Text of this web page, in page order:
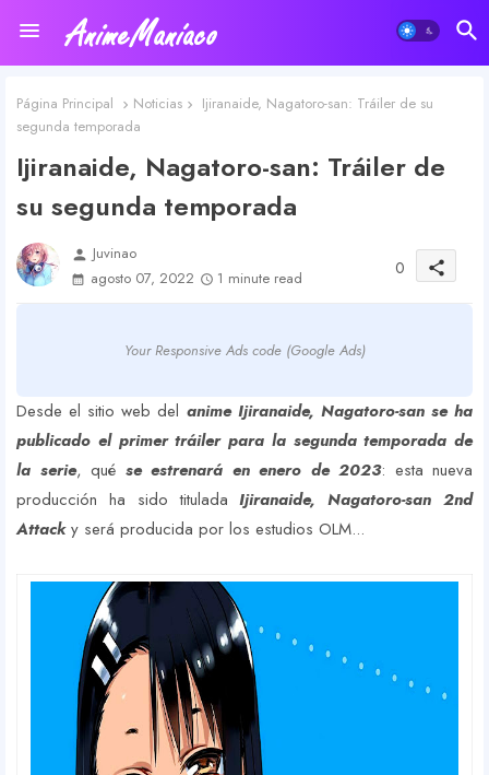
Página Principal Noticias
Ijiranaide, Nagatoro-san: Tráiler de su
segunda temporada
Ijiranaide, Nagatoro-san: Tráiler de
su segunda temporada
person Juvinao
agosto 07, 2022
1 minute read 0 share
Your Responsive Ads code (Google Ads)
Desde el sitio web del anime Ijiranaide, Nagatoro-san se ha
publicado el primer tráiler para la segunda temporada de
la serie, qué se estrenará en enero de 2023: esta nueva
producción ha sido tituladaIjiranaide, Nagatoro-san 2nd
Attacky será producida por los estudios OLM...